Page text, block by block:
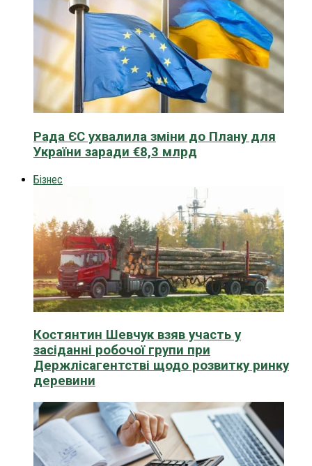
Рада ЄС ухвалила зміни до Плану для
України заради €8,3 млрд
Бізнес
Костянтин Шевчук взяв участь у
засіданні робочої групи при
Держлісагентстві щодо розвитку ринку
деревини